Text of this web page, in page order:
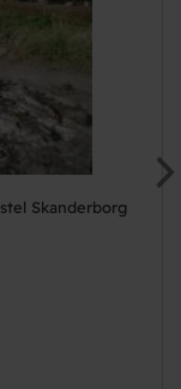
Skanderborg